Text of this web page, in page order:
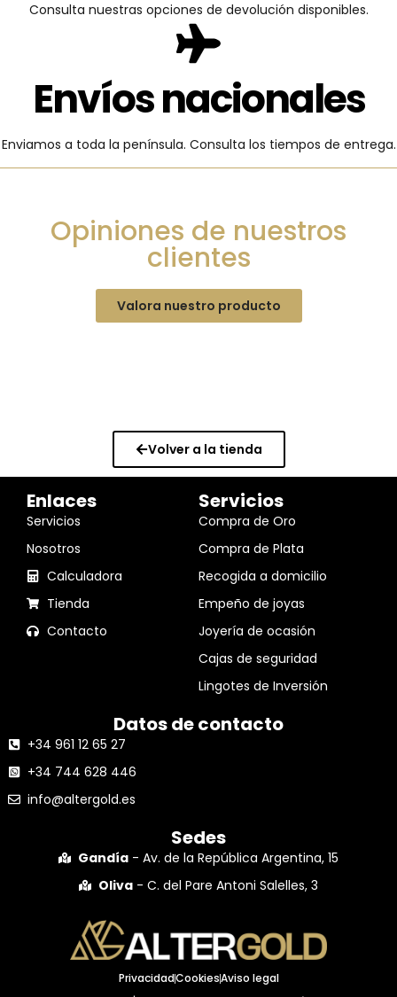
Consulta nuestras opciones de devolución disponibles.
Envíos nacionales
Enviamos a toda la península. Consulta los tiempos de entrega.
Opiniones de nuestros
clientes
Valora nuestro producto
Volver a la tienda
Enlaces
Servicios
Nosotros
Calculadora
Tienda
Contacto
Servicios
Compra de Oro
Compra de Plata
Recogida a domicilio
Empeño de joyas
Joyería de ocasión
Cajas de seguridad
Lingotes de Inversión
Datos de contacto
+34 961 12 65 27
+34 744 628 446
info@altergold.es
Sedes
Gandía - Av. de la República Argentina, 15
Oliva - C. del Pare Antoni Salelles, 3
PrivacidadCookiesAviso legal